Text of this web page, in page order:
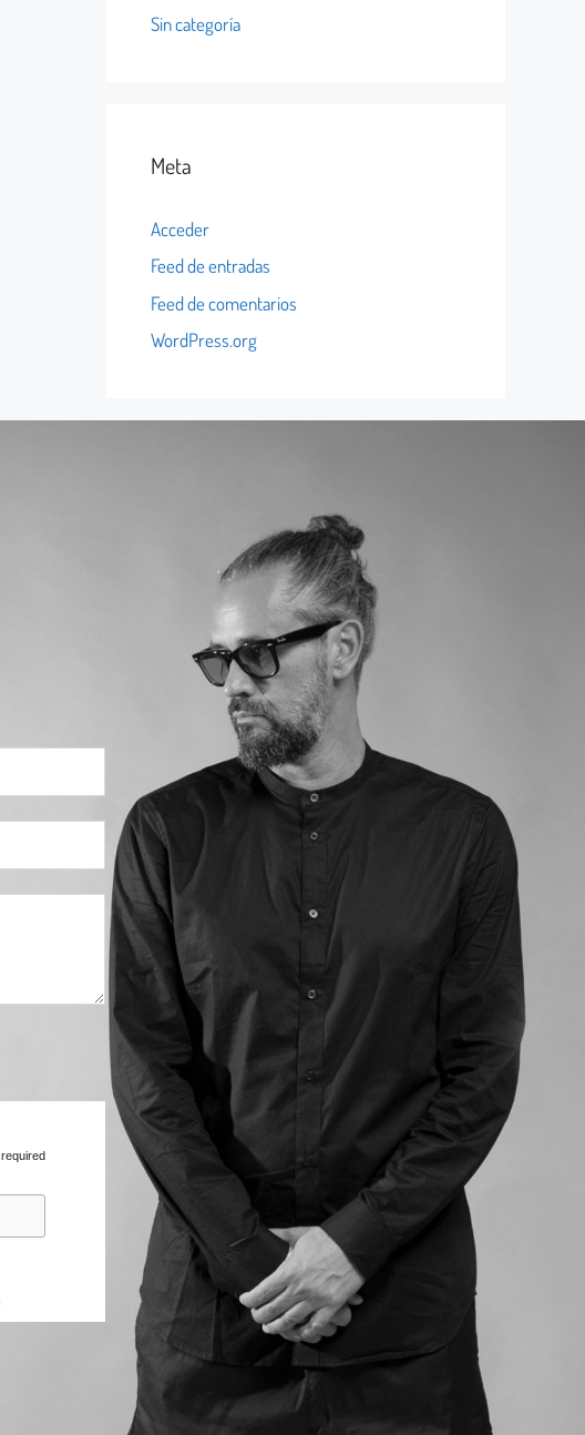
Sin categoría
Meta
Acceder
Feed de entradas
Feed de comentarios
WordPress.org